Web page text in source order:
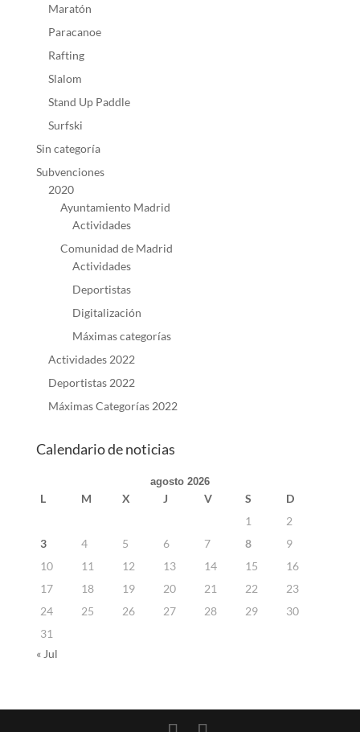
Maratón
Paracanoe
Rafting
Slalom
Stand Up Paddle
Surfski
Sin categoría
Subvenciones
2020
Ayuntamiento Madrid
Actividades
Comunidad de Madrid
Actividades
Deportistas
Digitalización
Máximas categorías
Actividades 2022
Deportistas 2022
Máximas Categorías 2022
Calendario de noticias
agosto 2026
L M X J V S
D
1
2
3
4 5 6 7 8
9
10
11 12 13 14 15
16
17
18 19 20 21 22
23
24
25 26 27 28 29
30
31
« Jul